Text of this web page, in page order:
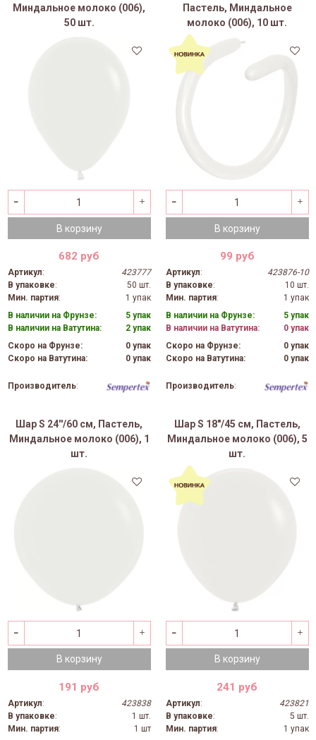
Миндальное молоко (006),
50 шт.
В корзину
682 руб
Артикул:
423777
В упаковке:
50 шт.
Мин. партия:
1 упак
В наличии на Фрунзе:
5 упак
В наличии на Ватутина:
2 упак
Скоро на Фрунзе:
0 упак
Скоро на Ватутина:
0 упак
Производитель:
Пастель, Миндальное
молоко (006), 10 шт.
В корзину
99 руб
Артикул:
423876-10
В упаковке:
10 шт.
Мин. партия:
1 упак
В наличии на Фрунзе:
5 упак
В наличии на Ватутина:
0 упак
Скоро на Фрунзе:
0 упак
Скоро на Ватутина:
0 упак
Производитель:
Шар S 24''/60 см, Пастель,
Миндальное молоко (006), 1
шт.
В корзину
191 руб
Артикул:
423838
В упаковке:
1 шт.
Мин. партия: 1 шт
Шар S 18"/45 см, Пастель,
Миндальное молоко (006), 5
шт.
В корзину
241 руб
Артикул:
423821
В упаковке:
5 шт.
Мин. партия: 1 упак